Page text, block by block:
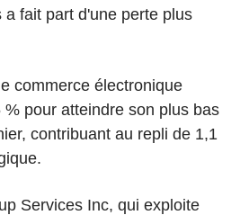
fait part d'une perte plus
commerce électronique
pour atteindre son plus bas
contribuant au repli de 1,1
Services Inc, qui exploite